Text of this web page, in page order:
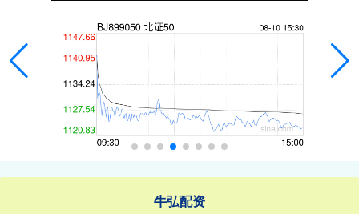
牛弘配资